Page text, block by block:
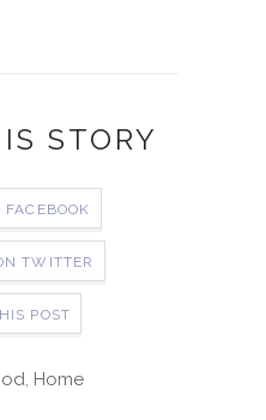
STORY
TWITTER
POST
, Home